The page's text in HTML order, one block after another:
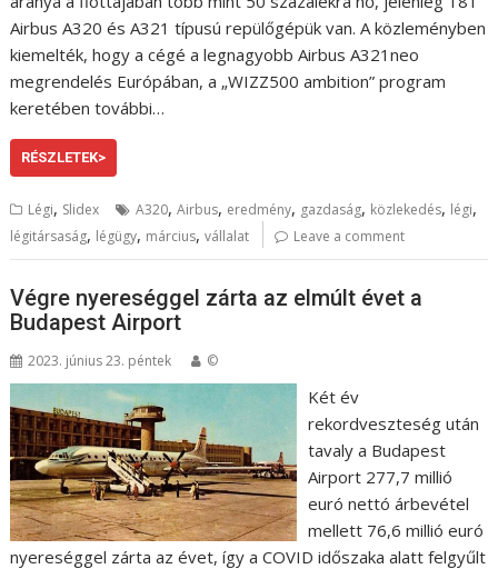
Airbus A320 és A321 típusú repülőgépük van. A közleményben
kiemelték, hogy a cégé a legnagyobb Airbus A321neo
megrendelés Európában, a „WIZZ500 ambition” program
keretében további…
RÉSZLETEK>
Légi, Slidex A320,Airbus, eredmény, gazdaság, közlekedés, légi,
légitársaság, légügy, március,vállalat Leave a comment
Végre nyereséggel zárta az elmúlt évet a
Budapest Airport
2023. június 23. péntek ©
Két év
rekordveszteség után
tavaly a Budapest
Airport 277,7 millió
euró nettó árbevétel
mellett 76,6 millió euró
nyereséggel zárta az évet, így a COVID időszaka alatt felgyűlt